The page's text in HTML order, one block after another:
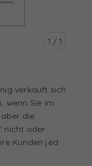
1 / 1
verkauft sich
wenn Sie im
die
nicht oder
Kunden jed